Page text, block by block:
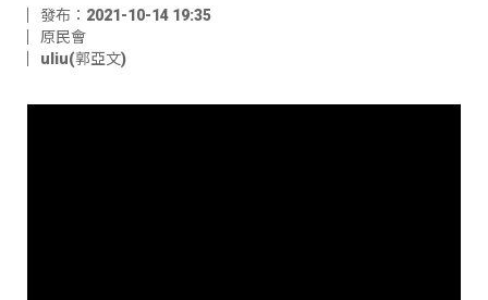
發布：2021-10-14 19:35
原民會
uliu(郭亞文)